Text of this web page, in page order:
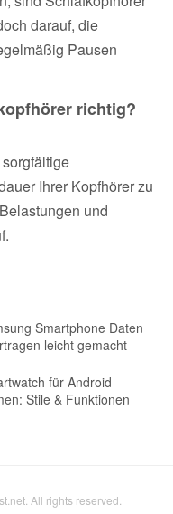
darauf, die
Pausen
richtig?
Ihrer Kopfhörer zu
und
Smartphone Daten
leicht gemacht
für Android
Stile & Funktionen
All rights reserved.